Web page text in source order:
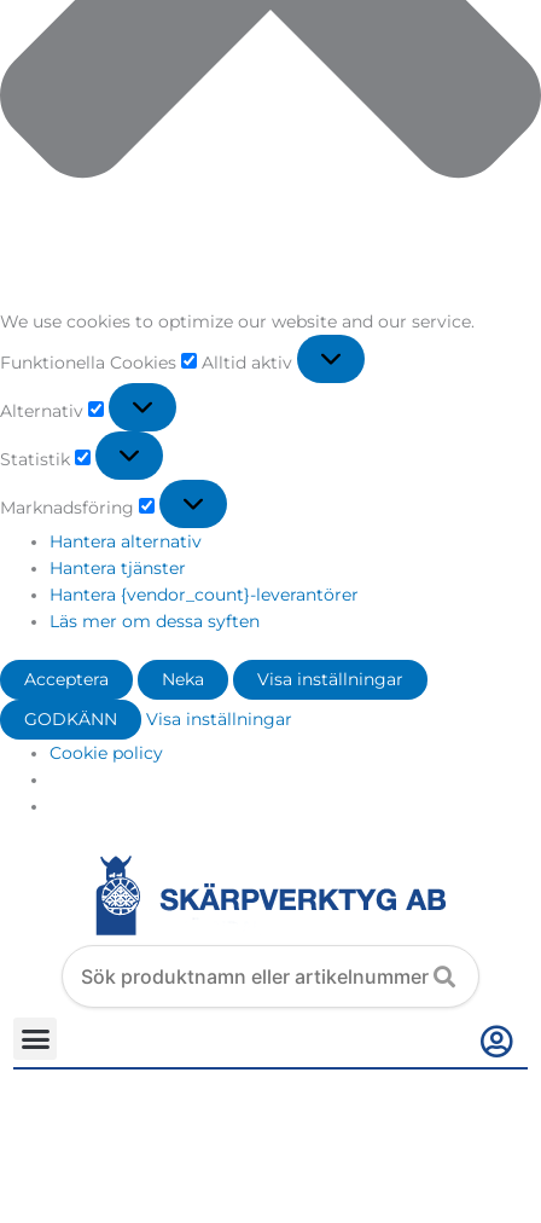
We use cookies to optimize our website and our service.
Funktionella Cookies Alltid aktiv
Alternativ
Statistik
Marknadsföring
Hantera alternativ
Hantera tjänster
Hantera {vendor_count}-leverantörer
Läs mer om dessa syften
Acceptera Neka Visa inställningar
GODKÄNN
Visa inställningar
Cookie policy
Search
products